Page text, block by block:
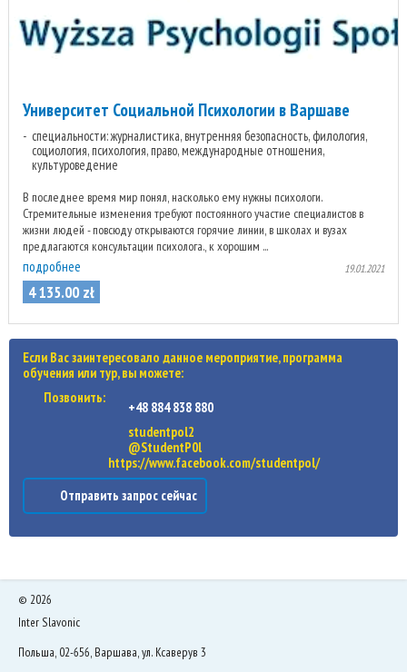
Университет Социальной Психологии в Варшаве
специальности: журналистика, внутренняя безопасность, филология,
социология, психология, право, международные отношения,
культуроведение
В последнее время мир понял, насколько ему нужны психологи.
Стремительные изменения требуют постоянного участие специалистов в
жизни людей - повсюду открываются горячие линии, в школах и вузах
предлагаются консультации психолога., к хорошим ...
подробнее 19.01.2021
4 135.00 zł
Если Вас заинтересовало данное мероприятие, программа
обучения или тур, вы можете:
Позвонить:
+48 884 838 880
studentpol2
@StudentP0l
https://www.facebook.com/studentpol/
Отправить запрос сейчас
© 2026
Inter Slavonic
Польша, 02-656, Варшава, ул. Ксаверув 3